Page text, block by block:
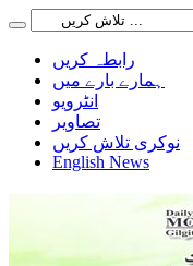
رابطہ کریں
ہمارے بارے میں
انٹرویو
تصاویر
نوکری تلاش کریں
English News